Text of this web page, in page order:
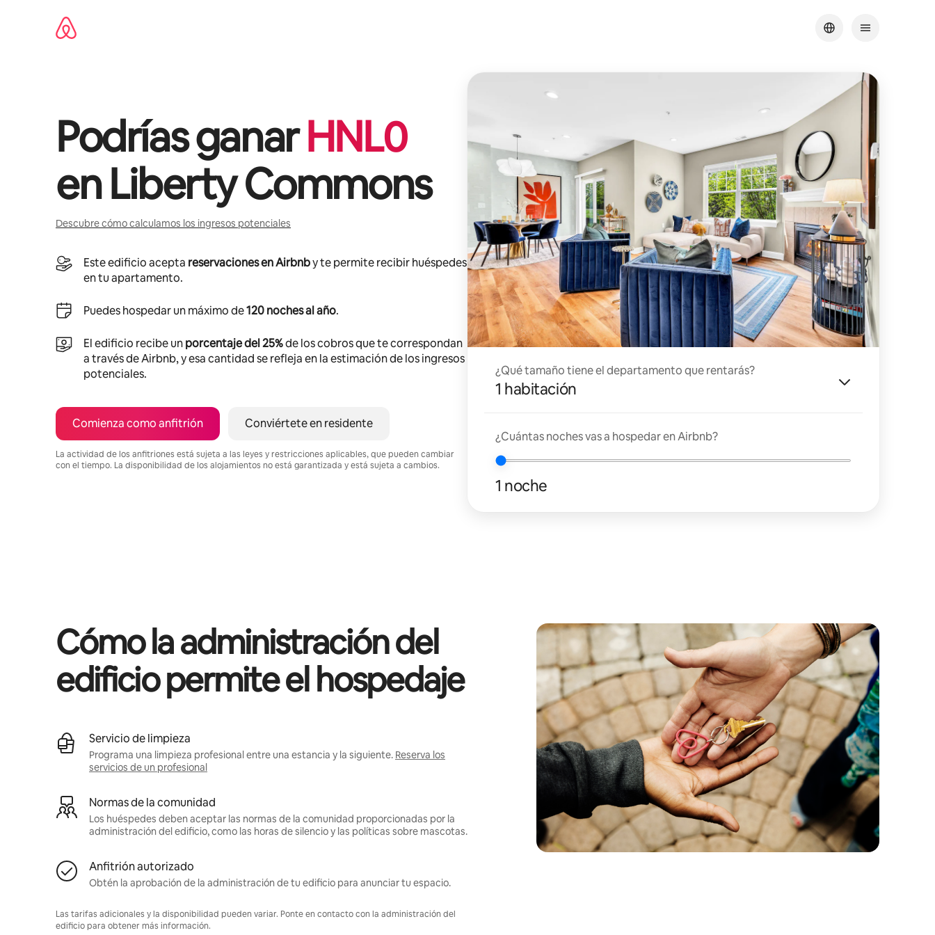
Podrías ganarHNL0
enLiberty Commons
Descubre cómo calculamos los ingresos potenciales
Este edificio acepta reservaciones en Airbnby te permite recibir huéspedes
en tu apartamento.
Puedes hospedar un máximo de120 noches al año.
El edificio recibe unporcentaje del 25%de los cobros que te correspondan
a través de Airbnb, y esa cantidad se refleja en la estimación de los ingresos
potenciales.
Comienza como anfitrión Conviértete en residente
La actividad de los anfitriones está sujeta a las leyes y restricciones aplicables, que pueden cambiar
con el tiempo. La disponibilidad de los alojamientos no está garantizada y está sujeta a cambios.
¿Qué tamaño tiene el departamento que rentarás?
1 habitación
¿Cuántas noches vas a hospedar en Airbnb?
1 noche
Cómo la administración del
edificio permite el hospedaje
Servicio de limpieza
Programa una limpieza profesional entre una estancia y la siguiente. Reserva los
servicios de un profesional
Normas de la comunidad
Los huéspedes deben aceptar las normas de la comunidad proporcionadas por la
administración del edificio, como las horas de silencio y las políticas sobre mascotas.
Anfitrión autorizado
Obtén la aprobación de la administración de tu edificio para anunciar tu espacio.
Las tarifas adicionales y la disponibilidad pueden variar. Ponte en contacto con la administración del
edificio para obtener más información.